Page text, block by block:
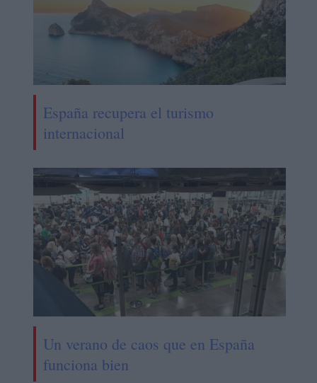
España recupera el turismo
internacional
Un verano de caos que en España
funciona bien